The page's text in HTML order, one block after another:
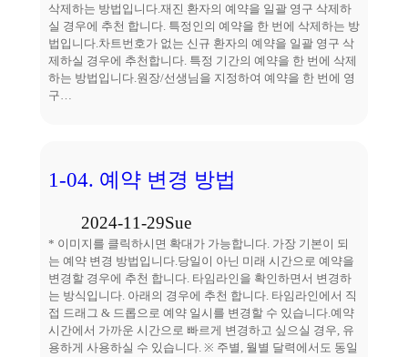
삭제하는 방법입니다.재진 환자의 예약을 일괄 영구 삭제하
실 경우에 추천 합니다. 특정인의 예약을 한 번에 삭제하는 방
법입니다.차트번호가 없는 신규 환자의 예약을 일괄 영구 삭
제하실 경우에 추천합니다. 특정 기간의 예약을 한 번에 삭제
하는 방법입니다.원장/선생님을 지정하여 예약을 한 번에 영
구…
1-04. 예약 변경 방법
2024-11-29Sue
* 이미지를 클릭하시면 확대가 가능합니다. 가장 기본이 되
는 예약 변경 방법입니다.당일이 아닌 미래 시간으로 예약을
변경할 경우에 추천 합니다. 타임라인을 확인하면서 변경하
는 방식입니다. 아래의 경우에 추천 합니다. 타임라인에서 직
접 드래그 & 드롭으로 예약 일시를 변경할 수 있습니다.예약
시간에서 가까운 시간으로 빠르게 변경하고 싶으실 경우, 유
용하게 사용하실 수 있습니다. ※ 주별, 월별 달력에서도 동일